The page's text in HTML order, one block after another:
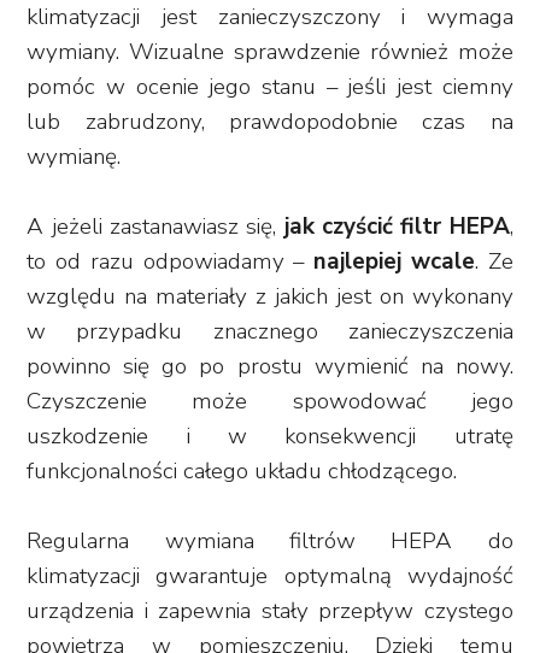
klimatyzacji jest zanieczyszczony i wymaga
wymiany. Wizualne sprawdzenie również może
pomóc w ocenie jego stanu – jeśli jest ciemny
lub zabrudzony, prawdopodobnie czas na
wymianę.
A jeżeli zastanawiasz się, jak czyścić filtr HEPA,
to od razu odpowiadamy – najlepiej wcale. Ze
względu na materiały z jakich jest on wykonany
w przypadku znacznego zanieczyszczenia
powinno się go po prostu wymienić na nowy.
Czyszczenie może spowodować jego
uszkodzenie i w konsekwencji utratę
funkcjonalności całego układu chłodzącego.
Regularna wymiana filtrów HEPA do
klimatyzacji gwarantuje optymalną wydajność
urządzenia i zapewnia stały przepływ czystego
powietrza w pomieszczeniu. Dzięki temu